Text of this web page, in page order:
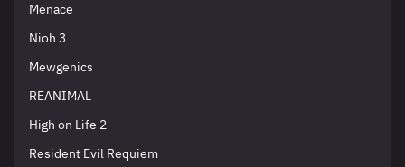
Menace
Nioh 3
Mewgenics
REANIMAL
High on Life 2
Resident Evil Requiem